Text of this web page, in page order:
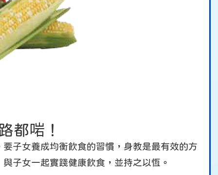
都啱！
子女養成均衡飲食的習慣，身教是最有效的方
子女一起實踐健康飲食，並持之以恆。